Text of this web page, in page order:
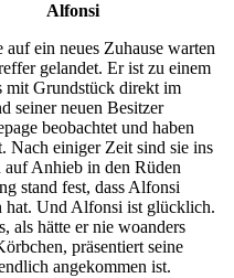
Alfonsi
ein neues Zuhause warten
gelandet. Er ist zu einem
mit Grundstück direkt im
seiner neuen Besitzer
beobachtet und haben
Nach einiger Zeit sind sie ins
auf Anhieb in den Rüden
stand fest, dass Alfonsi
hat. Und Alfonsi ist glücklich.
als hätte er nie woanders
präsentiert seine
angekommen ist.